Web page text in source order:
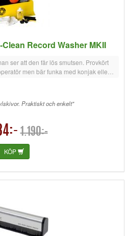
Record Washer MKII
ser att den får lös smutsen. Provkört
men bär funka med konjak eller
Praktiskt och enkelt"
1.190:-
KÖP